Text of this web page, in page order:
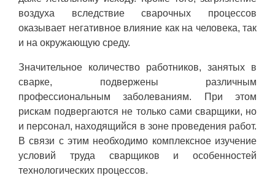
воздуха вследствие сварочных процессов
оказывает негативное влияние как на человека, так
и на окружающую среду.
Значительное количество работников, занятых в
сварке, подвержены различным
профессиональным заболеваниям. При этом
рискам подвергаются не только сами сварщики, но
и персонал, находящийся в зоне проведения работ.
В связи с этим необходимо комплексное изучение
условий труда сварщиков и особенностей
технологических процессов.